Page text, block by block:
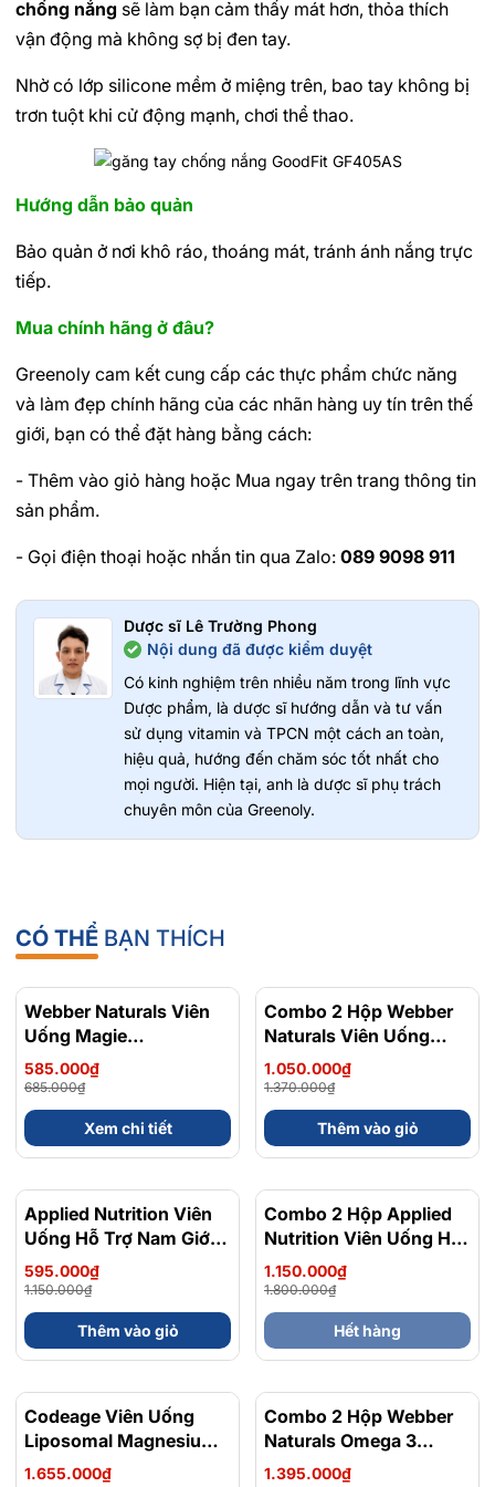
chống nắng sẽ làm bạn cảm thấy mát hơn, thỏa thích
vận động mà không sợ bị đen tay.
Nhờ có lớp silicone mềm ở miệng trên, bao tay không bị
trơn tuột khi cử động mạnh, chơi thể thao.
Hướng dẫn bảo quản
Bảo quản ở nơi khô ráo, thoáng mát, tránh ánh nắng trực
tiếp.
Mua chính hãng ở đâu?
Greenoly cam kết cung cấp các thực phẩm chức năng
và làm đẹp chính hãng của các nhãn hàng uy tín trên thế
giới, bạn có thể đặt hàng bằng cách:
- Thêm vào giỏ hàng hoặc Mua ngay trên trang thông tin
sản phẩm.
- Gọi điện thoại hoặc nhắn tin qua Zalo: 089 9098 911
Dược sĩ Lê Trường Phong
Nội dung đã được kiểm duyệt
Có kinh nghiệm trên nhiều năm trong lĩnh vực
Dược phẩm, là dược sĩ hướng dẫn và tư vấn
sử dụng vitamin và TPCN một cách an toàn,
hiệu quả, hướng đến chăm sóc tốt nhất cho
mọi người. Hiện tại, anh là dược sĩ phụ trách
chuyên môn của Greenoly.
CÓ THỂ BẠN THÍCH
- 15%
Webber Naturals Viên
Uống Magie
Magnesium
Bisglycinate 200mg -
Chính Ngạch Canada,
Xuất VAT
585.000₫
685.000₫
Xem chi tiết
- 23%
Combo 2 Hộp Webber
Naturals Viên Uống
Magie Dễ Dàng Hấp
Làm Dịu Nhẹ Cho Hệ
Tiêu Hóa Magnesium
Bisglycinate 200mg -
Hộp 120 Viên
1.050.000₫
1.370.000₫
Thêm vào giỏ
- 48%
Applied Nutrition Viên
Uống Hỗ Trợ Nam Giới
120 viên - Chính Ngạch
Anh Quốc, Bán Chạy
595.000₫
1.150.000₫
Thêm vào giỏ
Combo 2 Hộp Applied
Nutrition Viên Uống Hỗ
Trợ Nam Giới 120 viên
1.150.000₫
1.800.000₫
Hết hàng
- 8%
Codeage Viên Uống
Liposomal Magnesium
Magie Glycinate Hữu Cơ
1.655.000₫
- 10%
Combo 2 Hộp Webber
Naturals Omega 3
900mg EPA/DHA Và
1.395.000₫